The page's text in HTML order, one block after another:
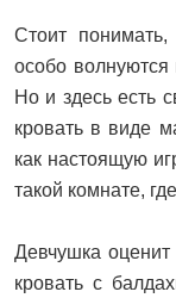
Стоит
особо
Но и здесь есть
кровать в виде
как настоящую
такой комнате,
Девчушка оценит
кровать с